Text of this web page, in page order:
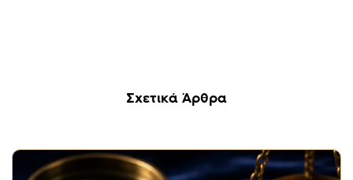
Σχετικά Άρθρα